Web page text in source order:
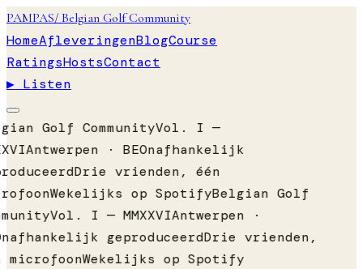
PAMPAS/ Belgian Golf Community
HomeAfleveringenBlogCourse
RatingsHostsContact
▶ Listen
Golf CommunityVol. I —
Antwerpen · BEOnafhankelijk
Drie vrienden, één
Wekelijks op SpotifyBelgian Golf
Vol. I — MMXXVIAntwerpen ·
geproduceerdDrie vrienden,
microfoonWekelijks op Spotify